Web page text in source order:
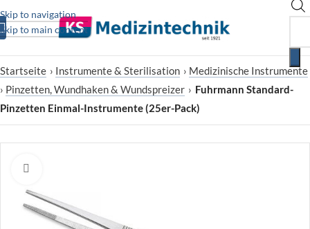
Skip to navigation
Skip to main content
Startseite › Instrumente & Sterilisation › Medizinische Instrumente
› Pinzetten, Wundhaken & Wundspreizer › Fuhrmann Standard-
Pinzetten Einmal-Instrumente (25er-Pack)